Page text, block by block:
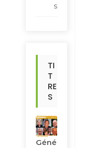
s
TI
T
RE
S
Géné